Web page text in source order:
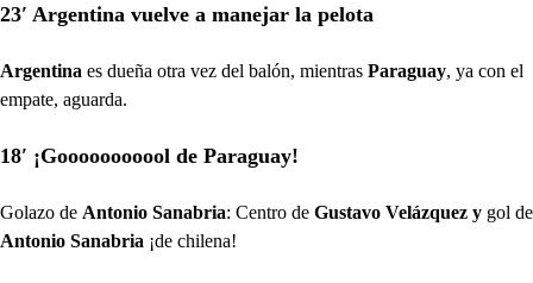
23′ Argentina vuelve a manejar la pelota
Argentina es dueña otra vez del balón, mientras Paraguay, ya con el
empate, aguarda.
18′ ¡Gooooooooool de Paraguay!
Golazo de Antonio Sanabria: Centro de Gustavo Velázquez y gol de
Antonio Sanabria ¡de chilena!